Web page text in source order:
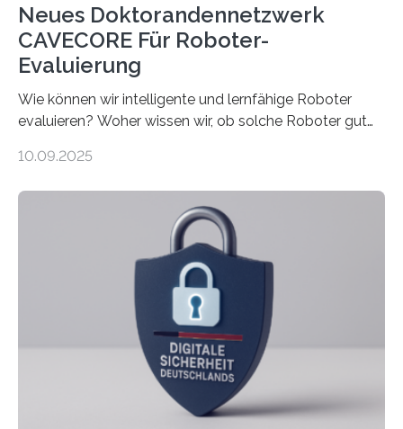
Neues Doktorandennetzwerk
CAVECORE Für Roboter-
Evaluierung
Wie können wir intelligente und lernfähige Roboter
evaluieren? Woher wissen wir, ob solche Roboter gut
sich CAVECORE – ein neues Marie Skłodowska-Curie
koordiniert wird. Ab dem 1. September werden sich
über einen Zeitraum von vier Jahren insgesamt 15
Promovierende im Rahmen von CAVECORE mit
kognitiven Robotern beschäftigen – also mit Robotern,
die mittels Sensoren ihre Umgebung erfassen,
Informationen verarbeiten und häufig auch mit…
10.09.2025